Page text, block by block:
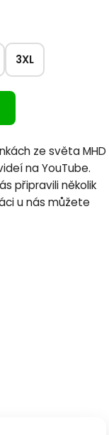
3XL
ze světa MHD
na YouTube.
připravili několik
u nás můžete